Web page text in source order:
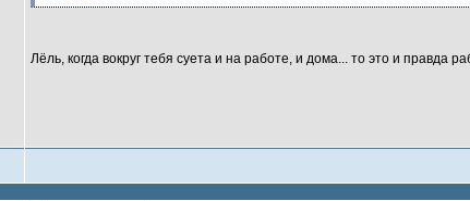
Лёль, когда вокруг тебя суета и на работе, и дома... то это и правда